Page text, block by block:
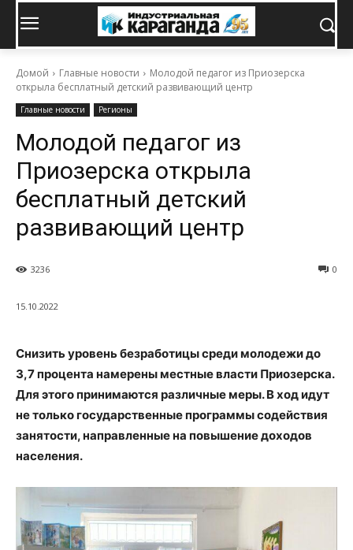
Домой Главные новости
Молодой педагог из Приозерска
открыла бесплатный детский развивающий центр
Главные новости Регионы
Молодой педагог из
Приозерска открыла
бесплатный детский
развивающий центр
0
3236
15.10.2022
Снизить уровень безработицы среди молодежи до
3,7 процента намерены местные власти Приозерска.
Для этого принимаются различные меры. В ход идут
не только государственные программы содействия
занятости, направленные на повышение доходов
населения.